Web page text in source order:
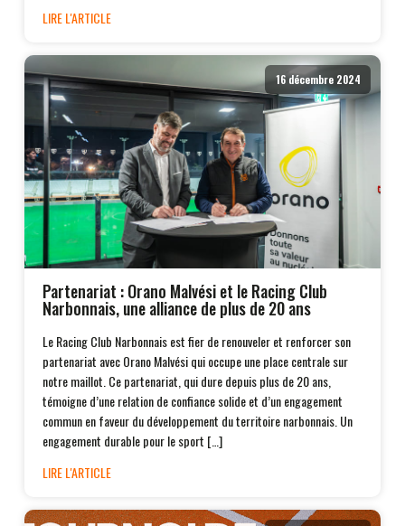
LIRE L'ARTICLE
16 décembre 2024
Partenariat : Orano Malvési et le Racing Club
Narbonnais, une alliance de plus de 20 ans
Le Racing Club Narbonnais est fier de renouveler et renforcer son
partenariat avec Orano Malvési qui occupe une place centrale sur
notre maillot. Ce partenariat, qui dure depuis plus de 20 ans,
témoigne d’une relation de confiance solide et d’un engagement
commun en faveur du développement du territoire narbonnais. Un
engagement durable pour le sport […]
LIRE L'ARTICLE